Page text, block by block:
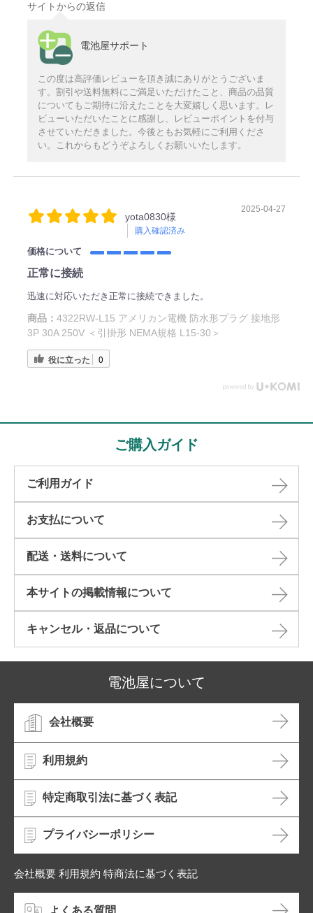
サイトからの返信
電池屋サポート
この度は高評価レビューを頂き誠にありがとうございま
す。割引や送料無料にご満足いただけたこと、商品の品質
についてもご期待に沿えたことを大変嬉しく思います。レ
ビューいただいたことに感謝し、レビューポイントを付与
させていただきました。今後ともお気軽にご利用くださ
い。これからもどうぞよろしくお願いいたします。
yota0830様
購入確認済み
2025-04-27
価格について
正常に接続
迅速に対応いただき正常に接続できました。
商品： 4322RW-L15 アメリカン電機 防水形プラグ 接地形
3P 30A 250V ＜引掛形 NEMA規格 L15-30＞
役に立った 0
ご購入ガイド
ご利用ガイド
お支払について
配送・送料について
本サイトの掲載情報について​
キャンセル・返品について​
電池屋について
会社概要
利用規約
特定商取引法に基づく表記
プライバシーポリシー
会社概要 利用規約 特商法に基づく表記
よくある質問